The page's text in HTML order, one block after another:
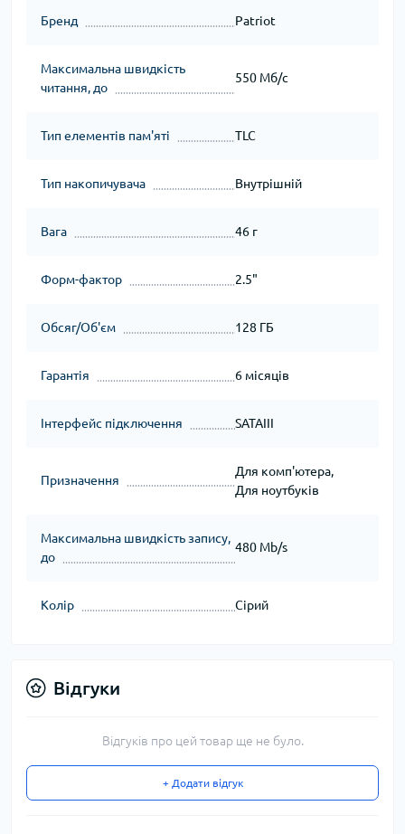
Бренд Patriot
Максимальна швидкість
читання, до
550 Мб/c
Тип елементів пам'яті TLC
Тип накопичувача Внутрішній
Вага 46 г
Форм-фактор 2.5"
Обсяг/Об'єм 128 ГБ
Гарантія 6 місяців
Інтерфейс підключення SATAIII
Призначення
Для комп'ютера,
Для ноутбуків
Максимальна швидкість запису,
до
480 Mb/s
Колір Сірий
Відгуки
Відгуків про цей товар ще не було.
+ Додати відгук